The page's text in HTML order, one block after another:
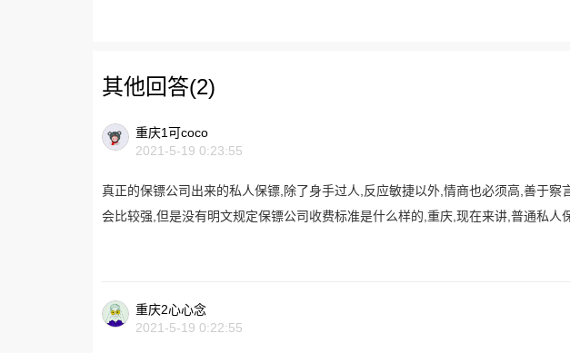
其他回答(2)
重庆1可coco
2021-5-19 0:23:55
真正的保镖公司出来的私人保镖,除了身手过人,反应敏捷以外,情商也必须高,善于
会比较强,但是没有明文规定保镖公司收费标准是什么样的,重庆,现在来讲,普通私人
重庆2心心念
2021-5-19 0:22:55